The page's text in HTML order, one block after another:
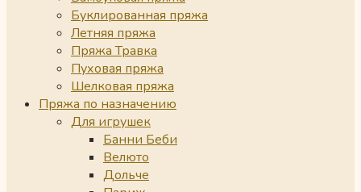
Буклированная пряжа
Летняя пряжа
Пряжа Травка
Пуховая пряжа
Шелковая пряжа
Пряжа по назначению
Для игрушек
Банни Беби
Велюто
Дольче